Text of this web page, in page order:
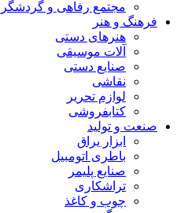
مجتمع رفاهی و
فرهنگ و هنر
هنرهای دستی
آلات موسیقی
صنایع دستی
نقاشی
لوازم تحریر
کتابفروشی
صنعت و تولید
ابزار یراق
باطری اتومبیل
صنایع پلیمر
تراشکاری
چوب و کاغذ